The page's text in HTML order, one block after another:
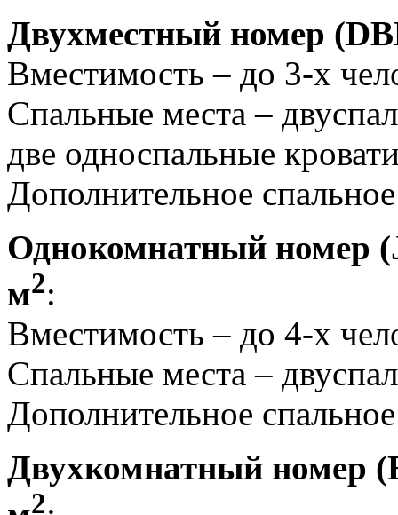
Двухместный номер
Вместимость – до 3-х
Спальные места –
две односпальные
Дополнительное
Однокомнатный номер
м2:
Вместимость – до 4-х
Спальные места –
Дополнительное
Двухкомнатный номер
2